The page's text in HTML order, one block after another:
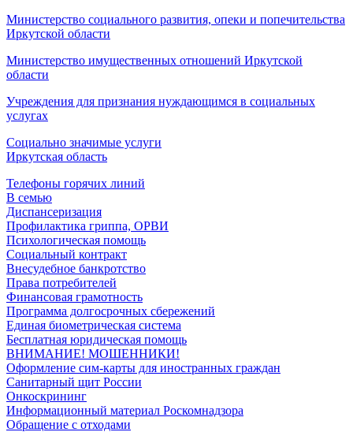
Министерство социального развития, опеки и попечительства
Иркутской области
Министерство имущественных отношений Иркутской
области
Учреждения для признания нуждающимся в социальных
услугах
Социально значимые услуги
Иркутская область
Телефоны горячих линий
В семью
Диспансеризация
Профилактика гриппа, ОРВИ
Психологическая помощь
Социальный контракт
Внесудебное банкротство
Права потребителей
Финансовая грамотность
Программа долгосрочных сбережений
Единая биометрическая система
Бесплатная юридическая помощь
ВНИМАНИЕ! МОШЕННИКИ!
Оформление сим-карты для иностранных граждан
Санитарный щит России
Онкоскрининг
Информационный материал Роскомнадзора
Обращение с отходами